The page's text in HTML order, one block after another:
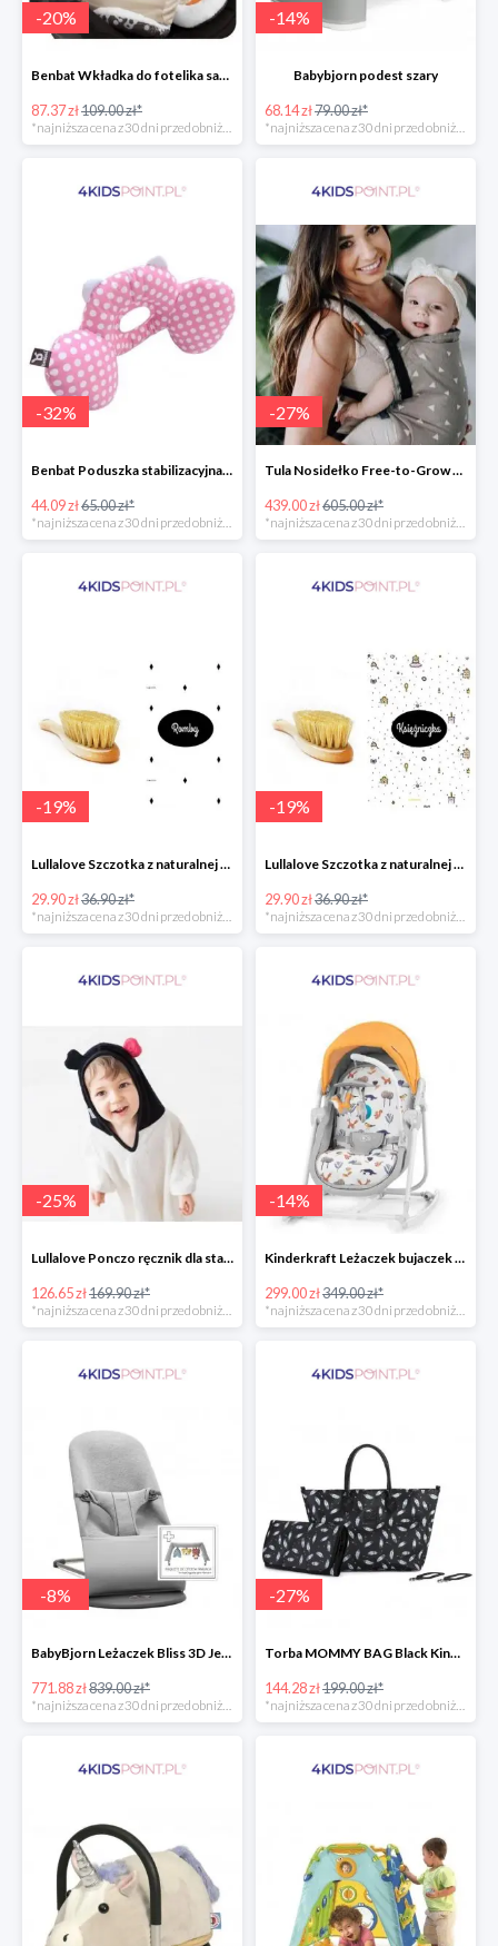
-20%
Benbat Wkładka do fotelika samochodowego
87.37 zł109.00 zł*
*najniższa cena z 30 dni przed obniżką
-14%
Babybjorn podest szary
68.14 zł79.00 zł*
*najniższa cena z 30 dni przed obniżką
-32%
Benbat Poduszka stabilizacyjna Pink/Dots
44.09 zł65.00 zł*
-27%
Tula Nosidełko Free-to-Grow Sleepy Dust
439.00 zł605.00 zł*
-19%
Lullalove Szczotka z naturalnej szczeciny z myjką muślinową "Romby"
29.90 zł36.90 zł*
-19%
Lullalove Szczotka z naturalnej szczeciny z myjką muślinową "Księżniczka"
29.90 zł36.90 zł*
-25%
Lullalove Ponczo ręcznik dla starszych dzieci MRB
126.65 zł169.90 zł*
*najniższa cena z 30 dni przed obniżką
-14%
Kinderkraft Leżaczek bujaczek krzesełko Unimo Forest Yellow 5w1
299.00 zł349.00 zł*
*najniższa cena z 30 dni przed obniżką
-8%
BabyBjorn Leżaczek Bliss 3D Jersey
771.88 zł839.00 zł*
-27%
Torba MOMMY BAG Black Kinderkraft
144.28 zł199.00 zł*